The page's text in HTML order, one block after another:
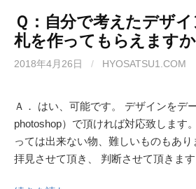
Ｑ：自分で考えたデザ
札を作ってもらえますか
2018年4月26日 / HYOSATSU1.COM
Ａ． はい、可能です。 デザインをデ
photoshop）で頂ければ対応致します
っては出来ない物、難しいものもあ
拝見させて頂き、 判断させて頂きま